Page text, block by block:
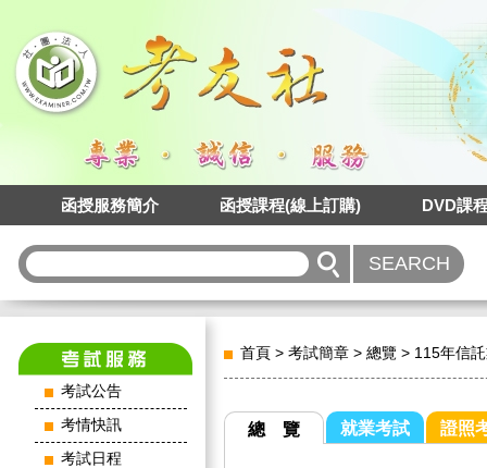
函授服務簡介 函授課程(線上訂購) DVD課
考試公告
考情快訊
考試日程
首頁 > 考試簡章 > 總覽 > 115年信
總 覽 就業考試 證照